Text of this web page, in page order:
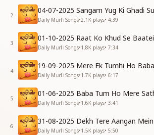
[CHORUS]
बाबा, तेरी याद ही जीवन का उजाला है,
तेरे प्रेम ने दिल को दिल से संभाला है।
तेरे बिन दुनिया में अपना कोई नहीं है,
तेरे दिल में अब मेरे दिल का ठिकाना है।
Baba, Your remembrance is the light of
Your love has held this heart in a
Without You, in this world, I have no
Now my heart has found its true home
[VERSE 2]
क्रोध को तजकर कभी दुःख ना पहुँचाऊँगा,
2
04-07-2025 Sangam Yug Ki Ghadi
Daily Murli Songs•2.1K plays• 4:39
3
Daily Murli Songs•1.8K plays• 7:34
4
19-09-2025 Mere Ek Tumhi Ho Baba
Daily Murli Songs•1.7K plays• 6:17
5
01-06-2025 Baba Tum Ho Mere
Daily Murli Songs•1.6K plays• 3:41
6
Daily Murli Songs•1.5K plays• 5:50